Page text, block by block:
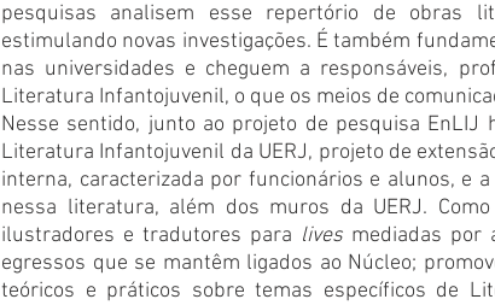
pesquisas analisem esse repertório de obras
estimulando novas investigações. É também
nas universidades e cheguem a responsáveis,
Literatura Infantojuvenil, o que os meios de
Nesse sentido, junto ao projeto de pesquisa EnLIJ
Literatura Infantojuvenil da UERJ, projeto de
interna, caracterizada por funcionários e alunos, e
nessa literatura, além dos muros da UERJ.
ilustradores e tradutores para lives mediadas por
egressos que se mantêm ligados ao Núcleo;
teóricos e práticos sobre temas específicos de